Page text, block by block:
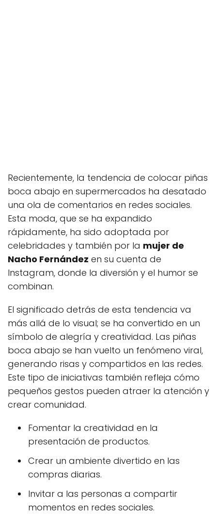
Recientemente, la tendencia de colocar piñas
boca abajo en supermercados ha desatado
una ola de comentarios en redes sociales.
Esta moda, que se ha expandido
rápidamente, ha sido adoptada por
celebridades y también por la mujer de
Nacho Fernández en su cuenta de
Instagram, donde la diversión y el humor se
combinan.
El significado detrás de esta tendencia va
más allá de lo visual; se ha convertido en un
símbolo de alegría y creatividad. Las piñas
boca abajo se han vuelto un fenómeno viral,
generando risas y compartidos en las redes.
Este tipo de iniciativas también refleja cómo
pequeños gestos pueden atraer la atención y
crear comunidad.
Fomentar la creatividad en la
presentación de productos.
Crear un ambiente divertido en las
compras diarias.
Invitar a las personas a compartir
momentos en redes sociales.